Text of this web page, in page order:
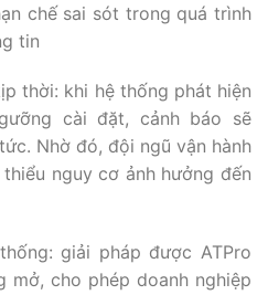
chế sai sót trong quá trình
tin
thời: khi hệ thống phát hiện
cài đặt, cảnh báo sẽ
Nhờ đó, đội ngũ vận hành
nguy cơ ảnh hưởng đến
giải pháp được ATPro
mở, cho phép doanh nghiệp